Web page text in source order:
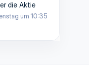
die Aktie
um 10:35